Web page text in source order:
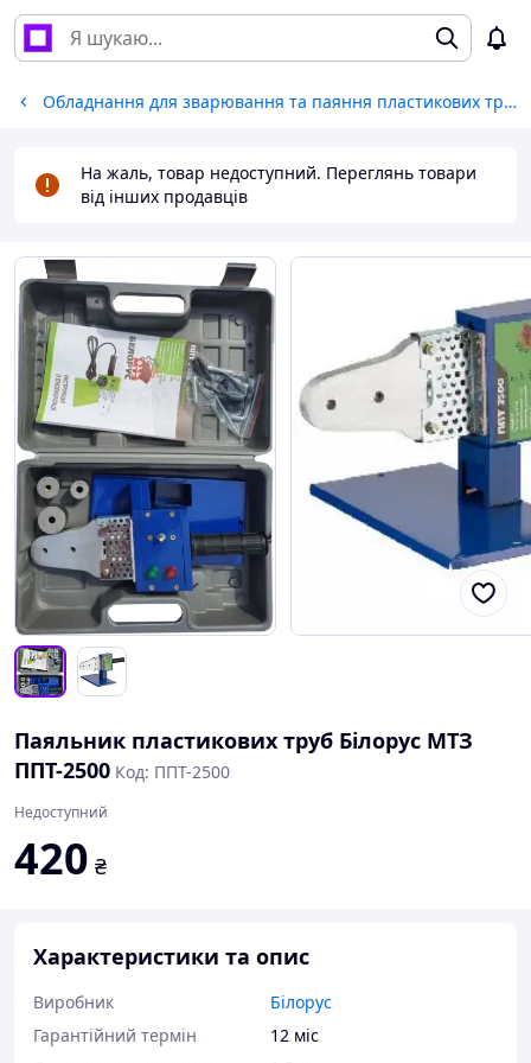
Обладнання для зварювання та паяння пластикових труб
На жаль, товар недоступний. Переглянь товари
від інших продавців
Паяльник пластикових труб Білорус МТЗ
ППТ-2500 Код: ППТ-2500
Недоступний
420 ₴
Характеристики та опис
Виробник
Білорус
Гарантійний термін
12 міс